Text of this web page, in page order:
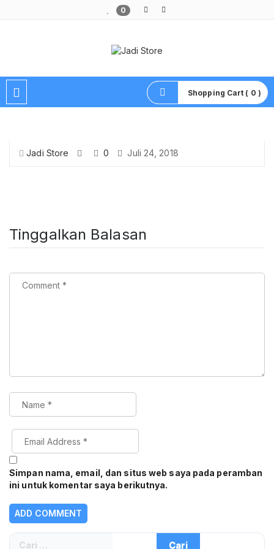
0
Shopping Cart ( 0 )
Jadi Store 0 Juli 24, 2018
Tinggalkan Balasan
Simpan nama, email, dan situs web saya pada peramban
ini untuk komentar saya berikutnya.
Cari